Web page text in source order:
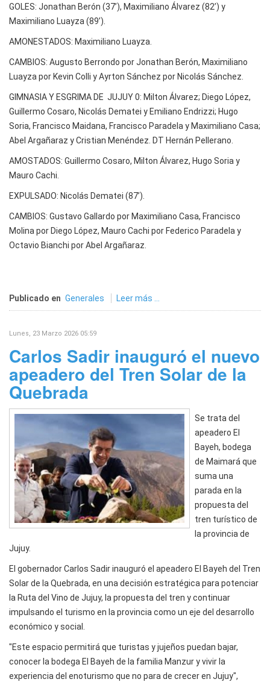
GOLES: Jonathan Berón (37’), Maximiliano Álvarez (82’) y
Maximiliano Luayza (89’).
AMONESTADOS: Maximiliano Luayza.
CAMBIOS: Augusto Berrondo por Jonathan Berón, Maximiliano
Luayza por Kevin Colli y Ayrton Sánchez por Nicolás Sánchez.
GIMNASIA Y ESGRIMA DE JUJUY 0: Milton Álvarez; Diego López,
Guillermo Cosaro, Nicolás Dematei y Emiliano Endrizzi; Hugo
Soria, Francisco Maidana, Francisco Paradela y Maximiliano Casa;
Abel Argañaraz y Cristian Menéndez. DT Hernán Pellerano.
AMOSTADOS: Guillermo Cosaro, Milton Álvarez, Hugo Soria y
Mauro Cachi.
EXPULSADO: Nicolás Dematei (87’).
CAMBIOS: Gustavo Gallardo por Maximiliano Casa, Francisco
Molina por Diego López, Mauro Cachi por Federico Paradela y
Octavio Bianchi por Abel Argañaraz.
Publicado en Generales Leer más ...
Lunes, 23 Marzo 2026 05:59
Carlos Sadir inauguró el nuevo
apeadero del Tren Solar de la
Quebrada
Se trata del
apeadero El
Bayeh, bodega
de Maimará que
suma una
parada en la
propuesta del
tren turístico de
la provincia de
Jujuy.
El gobernador Carlos Sadir inauguró el apeadero El Bayeh del Tren
Solar de la Quebrada, en una decisión estratégica para potenciar
la Ruta del Vino de Jujuy, la propuesta del tren y continuar
impulsando el turismo en la provincia como un eje del desarrollo
económico y social.
"Este espacio permitirá que turistas y jujeños puedan bajar,
conocer la bodega El Bayeh de la familia Manzur y vivir la
experiencia del enoturismo que no para de crecer en Jujuy",